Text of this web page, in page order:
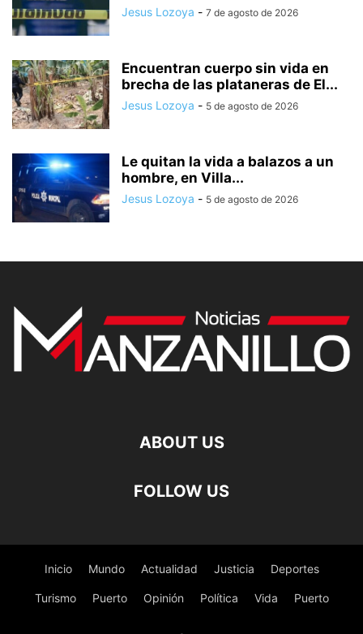
Jesus Lozoya - 7 de agosto de 2026
Encuentran cuerpo sin vida en
brecha de las plataneras de El...
Jesus Lozoya - 5 de agosto de 2026
Le quitan la vida a balazos a un
hombre, en Villa...
Jesus Lozoya - 5 de agosto de 2026
ABOUT US
FOLLOW US
Inicio Mundo Actualidad Justicia Deportes
Turismo Puerto Opinión Política Vida Puerto